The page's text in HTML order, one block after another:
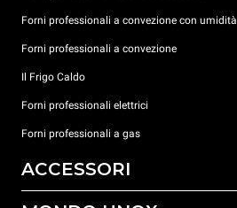
Forni professionali a convezione con umidità
Forni professionali a convezione
Il Frigo Caldo
Forni professionali elettrici
Forni professionali a gas
ACCESSORI